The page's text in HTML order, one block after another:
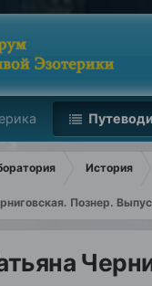
История
Познер.